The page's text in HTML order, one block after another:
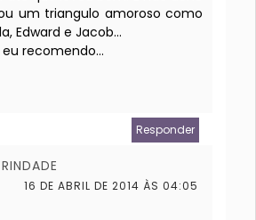
um triangulo amoroso como
Edward e Jacob...
eu recomendo...
Responder
16 DE ABRIL DE 2014 ÀS 04:05